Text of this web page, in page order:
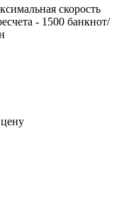
скорость
- 1500 банкнот/